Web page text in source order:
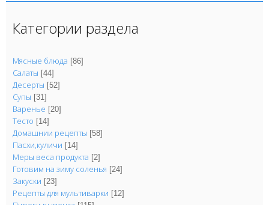
Категории раздела
Мясные блюда [86]
Салаты [44]
Десерты [52]
Супы [31]
Варенье [20]
Тесто [14]
Домашнии рецепты [58]
Пасхи,куличи [14]
Меры веса продукта [2]
Готовим на зиму соленья [24]
Закуски [23]
Рецепты для мультиварки [12]